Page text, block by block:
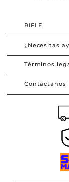
RIFLE
¿Necesitas
Términos
Contáctanos